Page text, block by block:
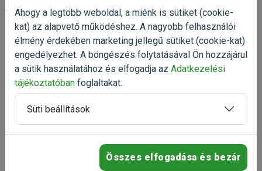
-30%
Oster Cryogen-X 9 vágófej
penge 2mm
professzionális nyírógép penge
Kiszerelés: 1 Darab
Gyártó:
22 667 Ft
Ahogy a legtöbb weboldal, a miénk is sütiket (cookie-
kat) az alapvető működéshez. A nagyobb felhasználói
élmény érdekében marketing jellegű sütiket (cookie-kat)
engedélyezhet. A böngészés folytatásával Ön hozzájárul
a sütik használatához és elfogadja az Adatkezelési
tájékoztatóban foglaltakat.
Süti beállítások
Összes elfogadása és bezár